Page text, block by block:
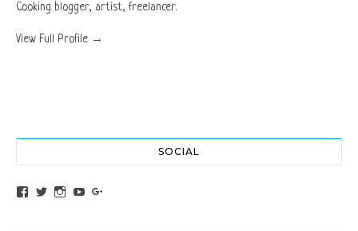
Cooking blogger, artist, freelancer.
View Full Profile →
SOCIAL
View altochef’s profile on Facebook
View jovancica73’s profile on Twitter
View jovancica73’s profile on Instagram
View jovancica73’s profile on YouTube